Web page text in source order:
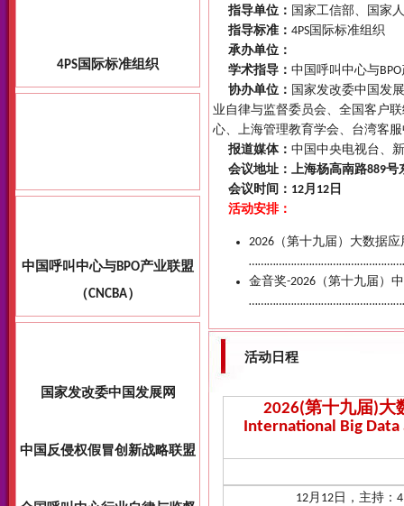
指导单位： 国家工信部、国家
指导标准： 4PS国际标准组织
承办单位：
学术指导： 中国呼叫中心与BPO
协办单位： 国家发改委中国发
业自律与监督委员会、全国客户
心、上海管理教育学会、台湾客
报道媒体： 中国中央电视台、
会议地址：上海杨高南路889
会议时间：12月12日
活动安排：
2026（第十九届）大数据
金音奖-2026（第十九届）
活动日程
2026(第十九届)大
International Big Data
12月12日，主持：